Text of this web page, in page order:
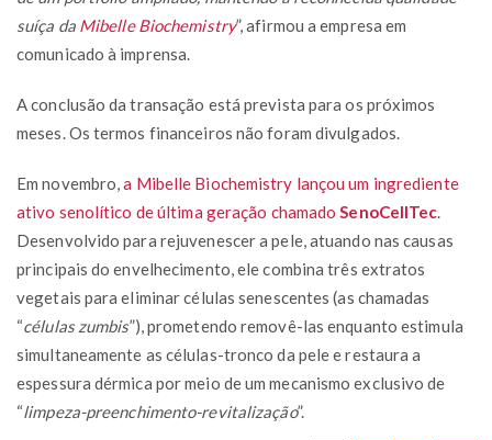
suíça da Mibelle Biochemistry”, afirmou a empresa em
comunicado à imprensa.
A conclusão da transação está prevista para os próximos
meses. Os termos financeiros não foram divulgados.
Em novembro,a Mibelle Biochemistry lançou um ingrediente
ativo senolítico de última geração chamado SenoCellTec
Desenvolvido para rejuvenescer a pele, atuando nas causas
principais do envelhecimento, ele combina três extratos
vegetais para eliminar células senescentes (as chamadas
“células zumbis”), prometendo removê-las enquanto estimula
simultaneamente as células-tronco da pele e restaura a
espessura dérmica por meio de um mecanismo exclusivo de
“limpeza-preenchimento-revitalização”.